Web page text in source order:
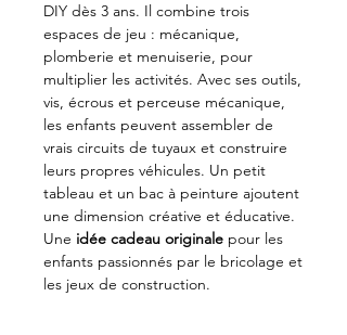
DIY dès 3 ans. Il combine trois
espaces de jeu : mécanique,
plomberie et menuiserie, pour
multiplier les activités. Avec ses outils,
vis, écrous et perceuse mécanique,
les enfants peuvent assembler de
vrais circuits de tuyaux et construire
leurs propres véhicules. Un petit
tableau et un bac à peinture ajoutent
une dimension créative et éducative.
Une idée cadeau originale pour les
enfants passionnés par le bricolage et
les jeux de construction.